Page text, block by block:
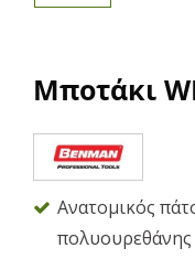
Μποτάκι
Ανατομικός
πολυουρεθάνης